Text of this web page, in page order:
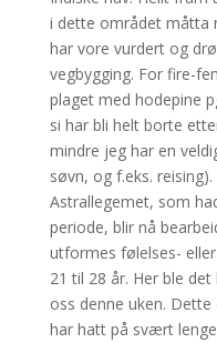
i dette området måtta
har vore vurdert og
vegbygging. For fire-
plaget med hodepine
si har bli helt borte
mindre jeg har en
søvn, og f.eks.
Astrallegemet, som
periode, blir nå
utformes følelses-
21 til 28 år. Her ble
oss denne uken.
har hatt på svært